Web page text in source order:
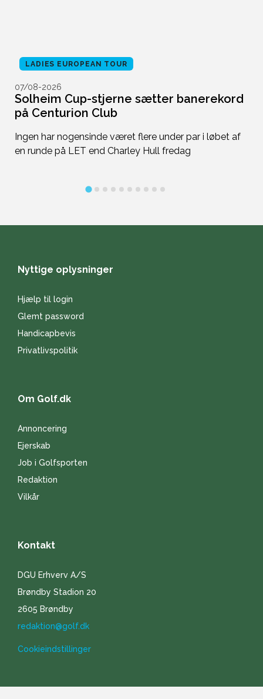
LADIES EUROPEAN TOUR
07/08-2026
Solheim Cup-stjerne sætter banerekord
på Centurion Club
Ingen har nogensinde været flere under par i løbet af
en runde på LET end Charley Hull fredag
Nyttige oplysninger
Hjælp til login
Glemt password
Handicapbevis
Privatlivspolitik
Om Golf.dk
Annoncering
Ejerskab
Job i Golfsporten
Redaktion
Vilkår
Kontakt
DGU Erhverv A/S
Brøndby Stadion 20
2605 Brøndby
redaktion@golf.dk
Cookieindstillinger